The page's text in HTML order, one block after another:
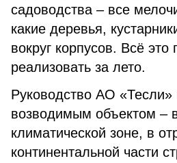
садоводства – все
какие деревья,
вокруг корпусов. Всё это
реализовать за лето.
Руководство АО «Тесли»
возводимым объектом –
климатической зоне, в
континентальной части